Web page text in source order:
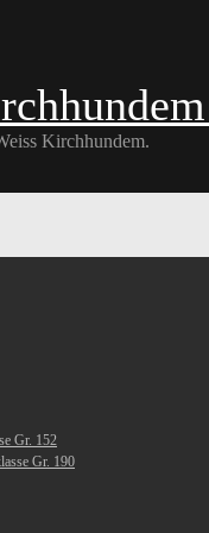
Kirchhundem.
Gr. 152
Gr. 190